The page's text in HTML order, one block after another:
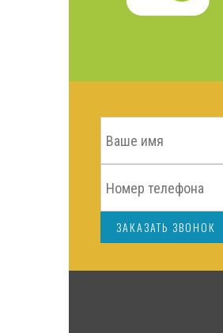
ЗАКАЗАТЬ ЗВОНОК